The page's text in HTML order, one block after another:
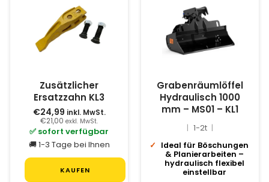
Zusätzlicher
Ersatzzahn KL3
€24,99 inkl. MwSt.
€21,00 exkl. MwSt.
✅ sofort verfügbar
🚚 1-3 Tage bei Ihnen
KAUFEN
Grabenräumlöffel
Hydraulisch 1000
mm – MS01 – KL1
1-2t
Ideal für Böschungen
& Planierarbeiten –
hydraulisch flexibel
einstellbar